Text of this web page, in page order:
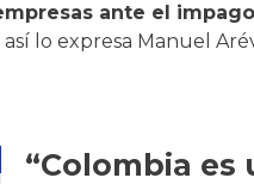
ante el
lo expresa Manuel
“Colombia